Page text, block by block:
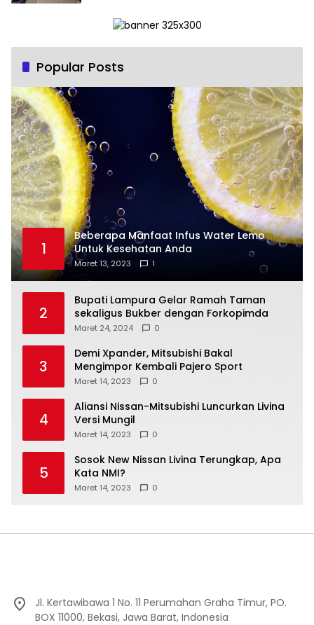
Popular Posts
1
Beberapa Manfaat Infus Water Lemo
Untuk Kesehatan Anda
Maret 13, 2023 1
2
Bupati Lampura Gelar Ramah Taman
sekaligus Bukber dengan Forkopimda
Maret 24, 2024 0
3
Demi Xpander, Mitsubishi Bakal
Mengimpor Kembali Pajero Sport
Maret 14, 2023 0
4
Aliansi Nissan-Mitsubishi Luncurkan Livina
Versi Mungil
Maret 14, 2023 0
5
Sosok New Nissan Livina Terungkap, Apa
Kata NMI?
Maret 14, 2023 0
Jl. Kertawibawa 1 No. 11 Perumahan Graha Timur, PO.
BOX 11000, Bekasi, Jawa Barat, Indonesia